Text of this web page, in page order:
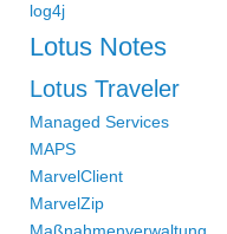
log4j
Lotus Notes
Lotus Traveler
Managed Services
MAPS
MarvelClient
MarvelZip